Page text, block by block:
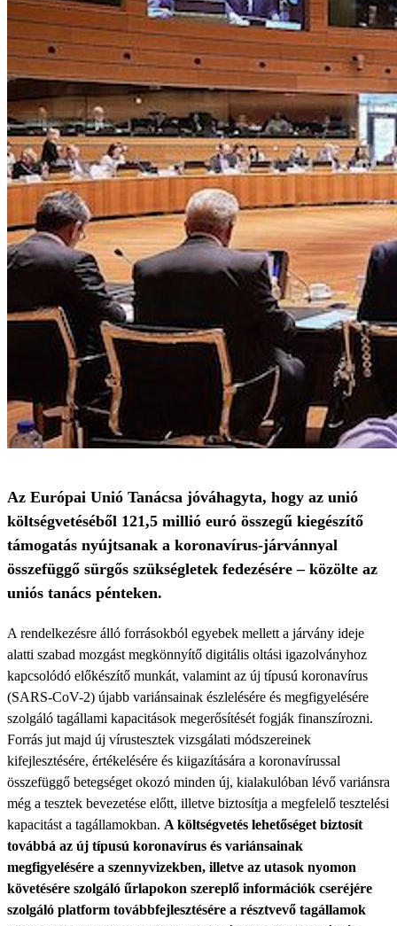
Az Európai Unió Tanácsa jóváhagyta, hogy az unió
költségvetéséből 121,5 millió euró összegű kiegészítő
támogatás nyújtsanak a koronavírus-járvánnyal
összefüggő sürgős szükségletek fedezésére – közölte az
uniós tanács pénteken.
A rendelkezésre álló forrásokból egyebek mellett a járvány ideje
alatti szabad mozgást megkönnyítő digitális oltási igazolványhoz
kapcsolódó előkészítő munkát, valamint az új típusú koronavírus
(SARS-CoV-2) újabb variánsainak észlelésére és megfigyelésére
szolgáló tagállami kapacitások megerősítését fogják finanszírozni.
Forrás jut majd új vírustesztek vizsgálati módszereinek
kifejlesztésére, értékelésére és kiigazítására a koronavírussal
összefüggő betegséget okozó minden új, kialakulóban lévő variánsra
még a tesztek bevezetése előtt, illetve biztosítja a megfelelő tesztelési
kapacitást a tagállamokban. A költségvetés lehetőséget biztosít
továbbá az új típusú koronavírus és variánsainak
megfigyelésére a szennyvizekben, illetve az utasok nyomon
követésére szolgáló űrlapokon szereplő információk cseréjére
szolgáló platform továbbfejlesztésére a résztvevő tagállamok